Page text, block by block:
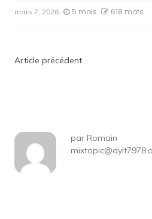
mars 7, 2026 5 mois 618 mots
Navigation
Article précédent
par Romain